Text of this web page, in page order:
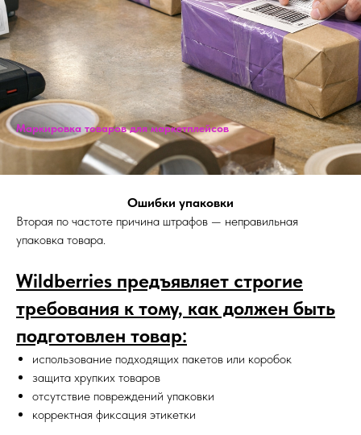
Маркировка товаров для маркетплейсов
Ошибки упаковки
Вторая по частоте причина штрафов — неправильная
упаковка товара.
Wildberries предъявляет строгие
требования к тому, как должен быть
подготовлен товар:
использование подходящих пакетов или коробок
защита хрупких товаров
отсутствие повреждений упаковки
корректная фиксация этикетки